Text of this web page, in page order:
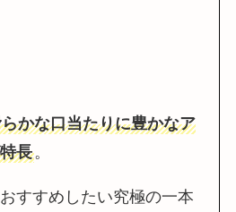
かな口当たりに豊かなア
長。
すすめしたい究極の一本